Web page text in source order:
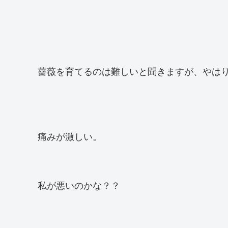
薔薇を育てるのは難しいと聞きますが、やは
痛みが激しい。
私が悪いのかな？？